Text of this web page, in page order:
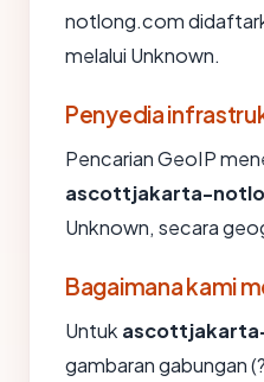
notlong.com
melalui Unknown.
Penyedia
Pencarian GeoIP
ascottjakarta-
Unknown, secara
Bagaimana kami
Untuk
gambaran gabungan